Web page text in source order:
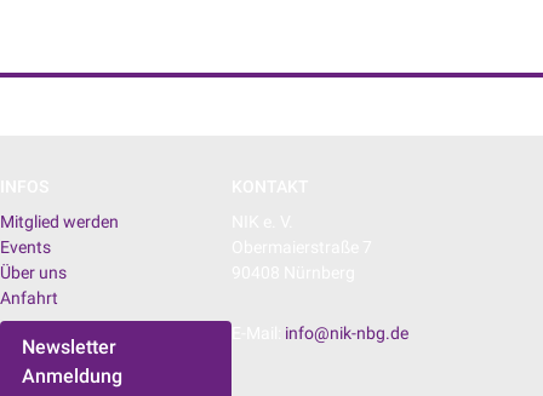
Mitglied werden
Events
Über uns
Anfahrt
Newsletter
Anmeldung
info@nik-nbg.de